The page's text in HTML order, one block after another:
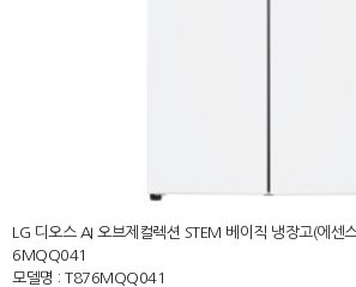
LG 디오스 AI 오브제컬렉션 STEM 베이직 냉장고(에센
6MQQ041
모델명 : T876MQQ041